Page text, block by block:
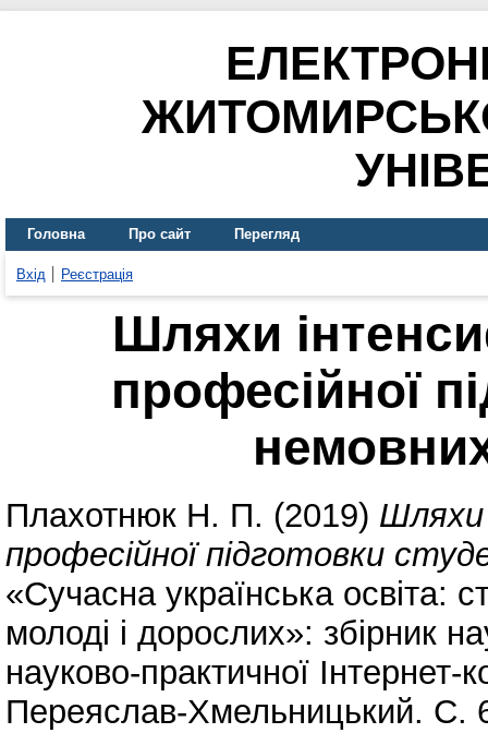
Головна Про сайт Перегляд
Вхід Реєстрація
Шляхи
професійної
Плахотнюк Н. П. (2019) Шляхи
професійної підготовки
«Сучасна українська освіта:
молоді і дорослих»: збірник
науково-практичної
Переяслав-Хмельницький. С.